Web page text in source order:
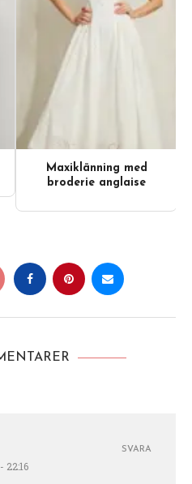
Maxiklänning med
broderie anglaise
22:16
SVARA